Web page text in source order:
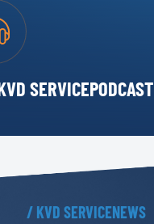
SERVICEPODCAST
/ KVD SERVICENEWS